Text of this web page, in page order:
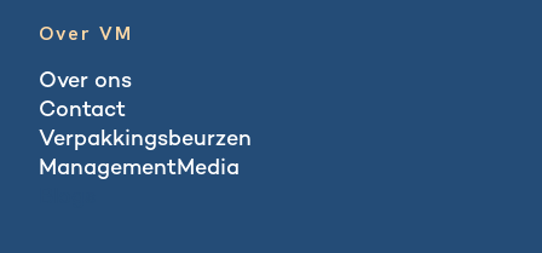
Over VM
Over ons
Contact
Verpakkingsbeurzen
ManagementMedia